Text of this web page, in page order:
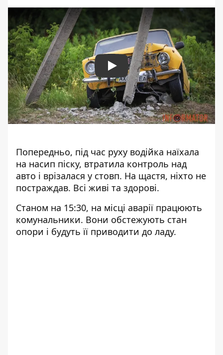
Play
Попередньо, під час руху водійка наїхала
на насип піску, втратила контроль над
авто і врізалася у стовп. На щастя, ніхто не
постраждав. Всі живі та здорові.
Станом на 15:30, на місці аварії працюють
комунальники. Вони обстежують стан
опори і будуть її приводити до ладу.